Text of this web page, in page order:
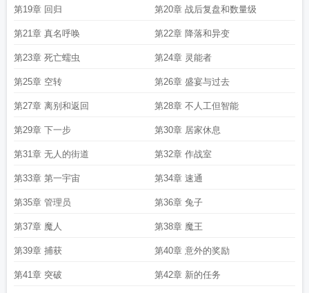
第19章 回归 第20章 战后复盘和数量级
第21章 真名呼唤 第22章 降落和异变
第23章 死亡蠕虫 第24章 灵能者
第25章 空转 第26章 盛宴与过去
第27章 离别和返回 第28章 不人工但智能
第29章 下一步 第30章 居家休息
第31章 无人的街道 第32章 作战室
第33章 第一宇宙 第34章 速通
第35章 管理员 第36章 兔子
第37章 魔人 第38章 魔王
第39章 捕获 第40章 意外的奖励
第41章 突破 第42章 新的任务